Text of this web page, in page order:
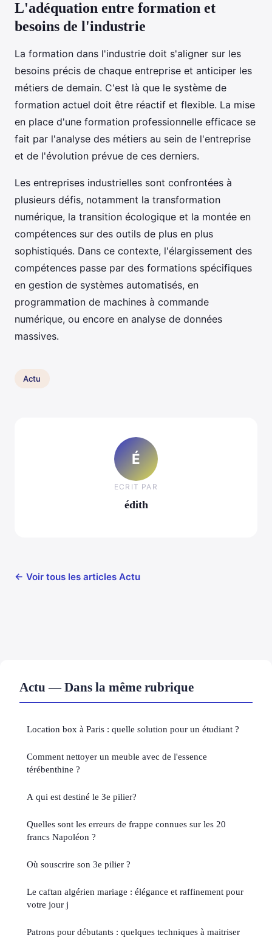
L'adéquation entre formation et
besoins de l'industrie
La formation dans l'industrie doit s'aligner sur les
besoins précis de chaque entreprise et anticiper les
métiers de demain. C'est là que le système de
formation actuel doit être réactif et flexible. La mise
en place d'une formation professionnelle efficace se
fait par l'analyse des métiers au sein de l'entreprise
et de l'évolution prévue de ces derniers.
Les entreprises industrielles sont confrontées à
plusieurs défis, notamment la transformation
numérique, la transition écologique et la montée en
compétences sur des outils de plus en plus
sophistiqués. Dans ce contexte, l'élargissement des
compétences passe par des formations spécifiques
en gestion de systèmes automatisés, en
programmation de machines à commande
numérique, ou encore en analyse de données
massives.
Actu
É
ECRIT PAR
édith
← Voir tous les articles Actu
Actu — Dans la même rubrique
Location box à Paris : quelle solution pour un étudiant ?
Comment nettoyer un meuble avec de l'essence
térébenthine ?
A qui est destiné le 3e pilier?
Quelles sont les erreurs de frappe connues sur les 20
francs Napoléon ?
Où souscrire son 3e pilier ?
Le caftan algérien mariage : élégance et raffinement pour
votre jour j
Patrons pour débutants : quelques techniques à maitriser